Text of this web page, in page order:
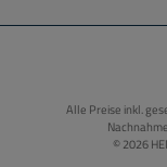
Alle Preise inkl.
© 2026